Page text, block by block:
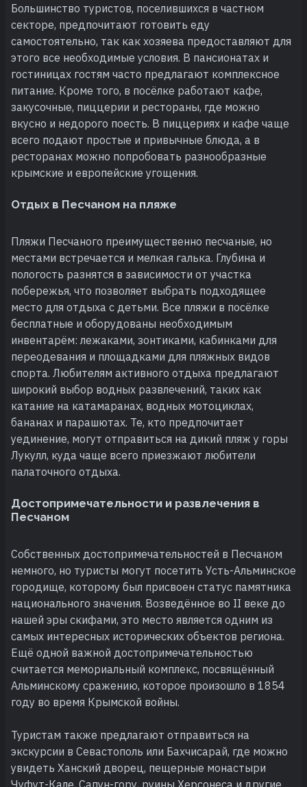
Большинство туристов, поселившихся в частном
секторе, предпочитают готовить еду
самостоятельно, так как хозяева предоставляют для
этого все необходимые условия. В пансионатах и
гостиницах гостям часто предлагают комплексное
питание. Кроме того, в посёлке работают кафе,
закусочные, пиццерии и рестораны, где можно
вкусно и недорого поесть. В пиццериях и кафе чаще
всего подают простые и привычные блюда, а в
ресторанах можно попробовать разнообразные
крымские и европейские угощения.
Отдых в Песчаном на пляже
Пляжи Песчаного преимущественно песчаные, но
местами встречается и мелкая галька. Глубина и
пологость разнятся в зависимости от участка
побережья, что позволяет выбрать подходящее
место для отдыха с детьми. Все пляжи в посёлке
бесплатные и оборудованы необходимым
инвентарём: лежаками, зонтиками, кабинками для
переодевания и площадками для пляжных видов
спорта. Любителям активного отдыха предлагают
широкий выбор водных развлечений, таких как
катание на катамаранах, водных мотоциклах,
бананах и парашютах. Те, кто предпочитает
уединение, могут отправиться на дикий пляж у горы
Лукулл, куда чаще всего приезжают любители
палаточного отдыха.
Достопримечательности и развлечения в
Песчаном
Собственных достопримечательностей в Песчаном
немного, но туристы могут посетить Усть-Альминское
городище, которому был присвоен статус памятника
национального значения. Возведённое во II веке до
нашей эры скифами, это место является одним из
самых интересных исторических объектов региона.
Ещё одной важной достопримечательностью
считается мемориальный комплекс, посвящённый
Альминскому сражению, которое произошло в 1854
году во время Крымской войны.
Туристам также предлагают отправиться на
экскурсии в Севастополь или Бахчисарай, где можно
увидеть Ханский дворец, пещерные монастыри
Чуфут-Кале, Сапун-гору, руины Херсонеса и другие